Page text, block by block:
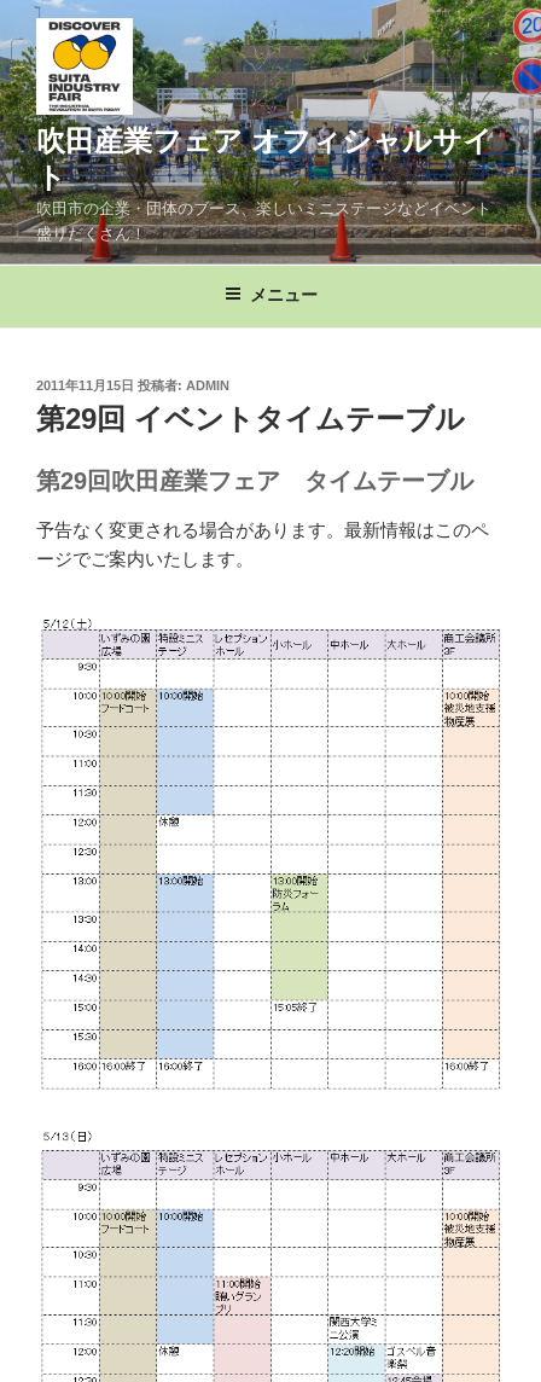
ン
テ
ン
ツ
へ
ス
キ
ッ
吹田産業フェア オフィシャルサイ
ト
吹田市の企業・団体のブース、楽しいミニステージなどイベント
盛りだくさん！
メニュー
投
稿
日:
2011年11月15日 投稿者: ADMIN
第29回 イベントタイムテーブル
第29回吹田産業フェア タイムテーブル
予告なく変更される場合があります。最新情報はこのペ
ージでご案内いたします。